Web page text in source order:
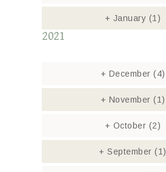
+ January (1)
2021
+ December (4)
+ November (1)
+ October (2)
+ September(1)